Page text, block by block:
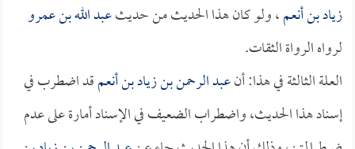
زياد بن أنعم، ولو كان هذا الحديث من حديثعبد الله بن عمرو
لرواه الرواة الثقات.
العلة الثالثة في هذا: أنعبد الرحمن بن زياد بن أنعمقد اضطرب في
إسناد هذا الحديث، واضطراب الضعيف في الإسناد أمارة على عدم